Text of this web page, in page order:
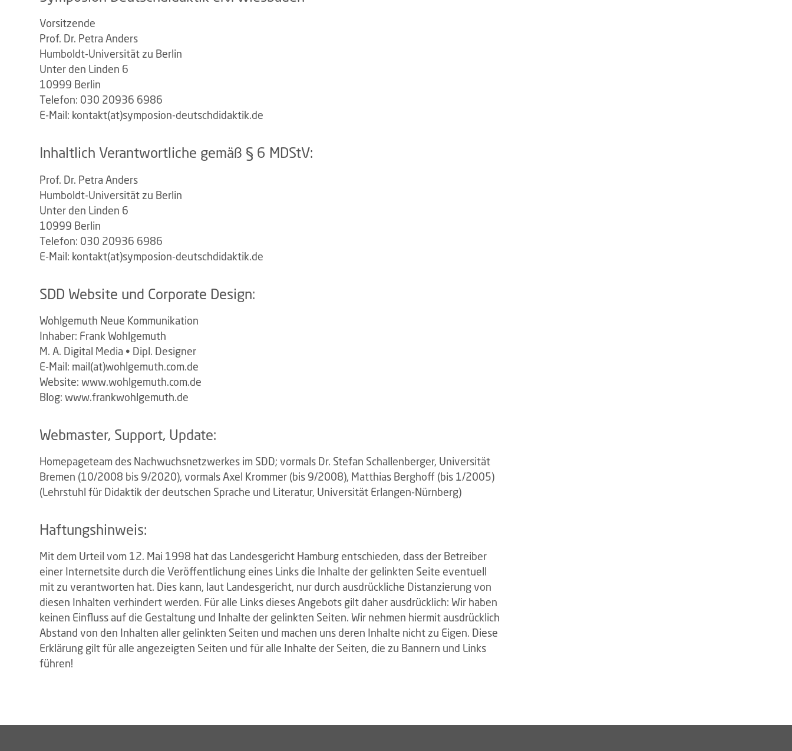
Vorsitzende
Prof. Dr. Petra Anders
Humboldt-Universität zu Berlin
Unter den Linden 6
10999 Berlin
Telefon: 030 20936 6986
E-Mail: kontakt(at)symposion-deutschdidaktik.de
Inhaltlich Verantwortliche gemäß § 6 MDStV:
Prof. Dr. Petra Anders
Humboldt-Universität zu Berlin
Unter den Linden 6
10999 Berlin
Telefon: 030 20936 6986
E-Mail: kontakt(at)symposion-deutschdidaktik.de
SDD Website und Corporate Design:
Wohlgemuth Neue Kommunikation
Inhaber: Frank Wohlgemuth
M. A. Digital Media • Dipl. Designer
E-Mail: mail(at)wohlgemuth.com.de
Website: www.wohlgemuth.com.de
Blog: www.frankwohlgemuth.de
Webmaster, Support, Update:
Homepageteam des Nachwuchsnetzwerkes im SDD; vormals Dr. Stefan Schallenberger, Universität
Bremen (10/2008 bis 9/2020), vormals Axel Krommer (bis 9/2008), Matthias Berghoff (bis 1/2005)
(Lehrstuhl für Didaktik der deutschen Sprache und Literatur, Universität Erlangen-Nürnberg)
Haftungshinweis:
Mit dem Urteil vom 12. Mai 1998 hat das Landesgericht Hamburg entschieden, dass der Betreiber
einer Internetsite durch die Veröffentlichung eines Links die Inhalte der gelinkten Seite eventuell
mit zu verantworten hat. Dies kann, laut Landesgericht, nur durch ausdrückliche Distanzierung von
diesen Inhalten verhindert werden. Für alle Links dieses Angebots gilt daher ausdrücklich: Wir haben
keinen Einfluss auf die Gestaltung und Inhalte der gelinkten Seiten. Wir nehmen hiermit ausdrücklich
Abstand von den Inhalten aller gelinkten Seiten und machen uns deren Inhalte nicht zu Eigen. Diese
Erklärung gilt für alle angezeigten Seiten und für alle Inhalte der Seiten, die zu Bannern und Links
führen!